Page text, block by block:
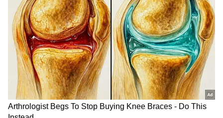
మామయ్య నాకు అలాంటి ఆలోచనలు లేవు ఒకవేళ
అలాంటి ఆలోచన ఉంటే ఇల్లు నా సొంతం అయ్యింది కదా
అని సంతోషంగా ఉండేదాన్ని కదా ఇలా ఎందుకు
మాట్లాడతాను అని అనడంతో పరంధామయ్య ఆలోచిస్తూ
ఉంటాడు. నేనేం చేస్తే నన్ను నమ్ముతారు మామయ్య నా
గొంతు కోసుకుంటే నమ్ముతారా అని లాస్య అక్కడి నుంచి
వెళ్ళిపోయి కత్తి తీసుకొని వచ్చి చెయ్యి కోసుకోవడానికి
ప్రయత్నించగా పరంధామయ్య అడ్డుపడతాడు. అప్పుడు